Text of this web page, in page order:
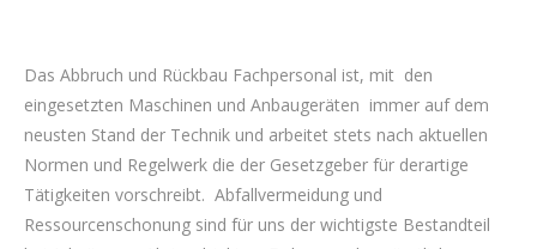
Das Abbruch und Rückbau Fachpersonal ist, mit den
eingesetzten Maschinen und Anbaugeräten immer auf dem
neusten Stand der Technik und arbeitet stets nach aktuellen
Normen und Regelwerk die der Gesetzgeber für derartige
Tätigkeiten vorschreibt. Abfallvermeidung und
Ressourcenschonung sind für uns der wichtigste Bestandteil